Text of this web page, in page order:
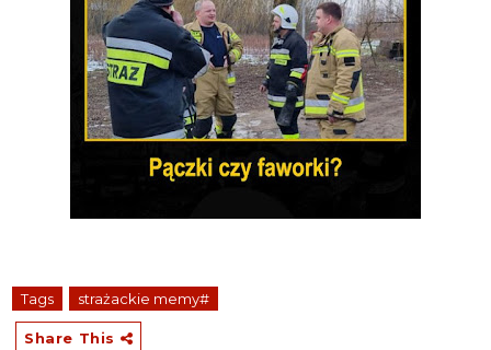
Tags strażackie memy#
Share This